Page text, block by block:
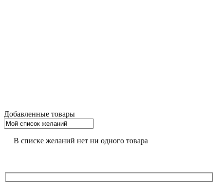
Добавленные товары
В списке желаний нет ни одного товара